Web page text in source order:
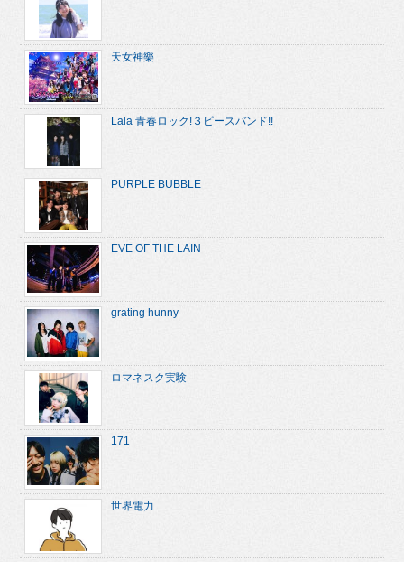
天女神樂
Lala 青春ロック!３ピースバンド!!
PURPLE BUBBLE
EVE OF THE LAIN
grating hunny
ロマネスク実験
171
世界電力